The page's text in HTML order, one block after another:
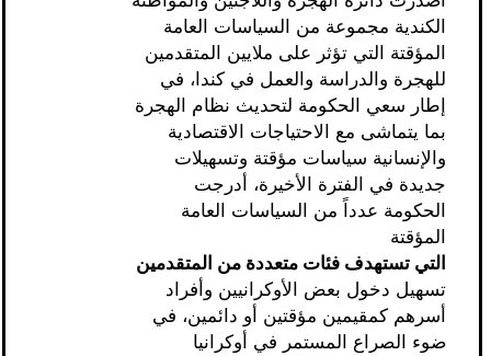
الكندية مجموعة من السياسات العامة
المؤقتة التي تؤثر على ملايين المتقدمين
للهجرة والدراسة والعمل في كندا، في
إطار سعي الحكومة لتحديث نظام الهجرة
بما يتماشى مع الاحتياجات الاقتصادية
والإنسانية سياسات مؤقتة وتسهيلات
جديدة في الفترة الأخيرة، أدرجت
الحكومة عدداً من السياسات العامة
المؤقتة
التي تستهدف فئات متعددة من المتقدمين
تسهيل دخول بعض الأوكرانيين وأفراد
أسرهم كمقيمين مؤقتين أو دائمين، في
ضوء الصراع المستمر في أوكرانيا